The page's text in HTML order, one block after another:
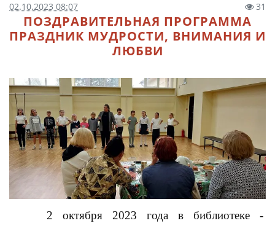
02.10.2023 08:07 31
ПОЗДРАВИТЕЛЬНАЯ ПРОГРАММА
ПРАЗДНИК МУДРОСТИ, ВНИМАНИЯ И
ЛЮБВИ
2 октября 2023 года в библиотеке -